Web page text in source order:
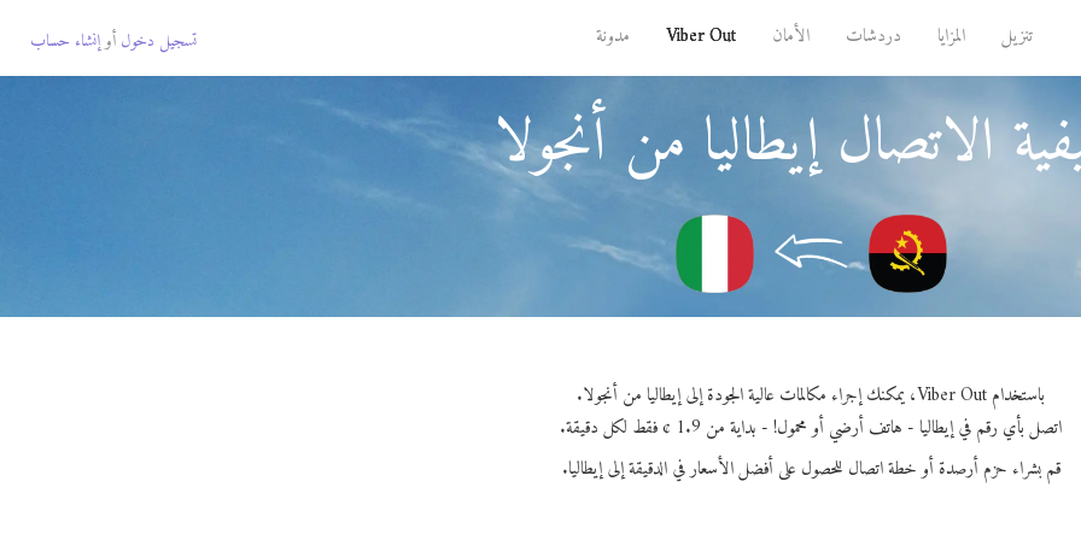
تنزيل المزايا دردشات الأمان Viber Out مدونة تسجيل دخول أوإنشاء حساب
الاتصال إيطاليا من أنجولا
باستخدام Viber Out، يمكنك إجراء مكالمات عالية الجودة إلى إيطاليا من أنجولا.
اتصل بأي رقم في إيطاليا - هاتف أرضي أو محمول! - بداية من 1.9 ¢ فقط لكل دقيقة.
قم بشراء حزم أرصدة أو خطة اتصال للحصول على أفضل الأسعار في الدقيقة إلى إيطاليا.